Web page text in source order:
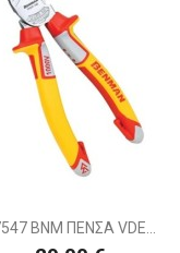
Γρήγορη προβολή
BNM ΠΕΝΣΑ VDE...